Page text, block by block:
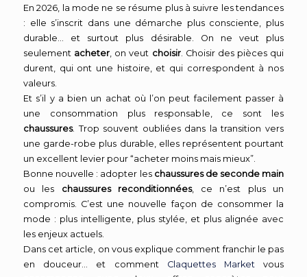
En 2026, la mode ne se résume plus à suivre les tendances
: elle s’inscrit dans une démarche plus consciente, plus
durable… et surtout plus désirable. On ne veut plus
seulement acheter , on veut choisir. Choisir des pièces qui
durent, qui ont une histoire, et qui correspondent à nos
valeurs.
Et s’il y a bien un achat où l’on peut facilement passer à
une consommation plus responsable, ce sont les
chaussures. Trop souvent oubliées dans la transition vers
une garde-robe plus durable, elles représentent pourtant
un excellent levier pour “acheter moins mais mieux”.
Bonne nouvelle : adopter les chaussures de seconde main
ou les chaussures reconditionnées, ce n’est plus un
compromis. C’est une nouvelle façon de consommer la
mode : plus intelligente, plus stylée, et plus alignée avec
les enjeux actuels.
Dans cet article, on vous explique comment franchir le pas
en douceur… et comment Claquettes Market vous